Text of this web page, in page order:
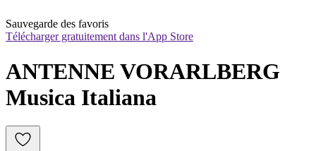
Sauvegarde des favoris
Télécharger gratuitement dans l'App Store
ANTENNE VORARLBERG
Musica Italiana